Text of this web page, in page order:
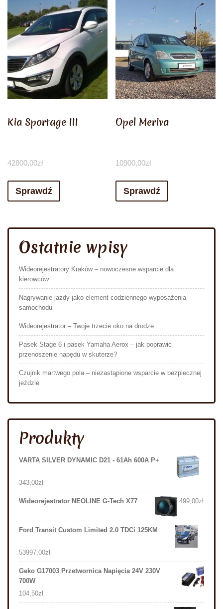
Kia Sportage III
42800,00zł
Sprawdź
Opel Meriva
10900,00zł
Sprawdź
Ostatnie wpisy
Wideorejestratory Kraków – nowoczesne wsparcie dla
kierowców
Nagrywanie jazdy jako element codziennego wyposażenia
samochodu
Wideorejestrator – Twoje trzecie oko na drodze
Pasek Stage 6 i pasek Yamaha Aerox – jak poprawić
przenoszenie napędu w skuterze?
Czujnik martwego pola – niezastąpione wsparcie w bezpiecznej
jeździe
Produkty
VARTA SILVER DYNAMIC D21 - 61Ah 600A P+
343,00zł
Wideorejestrator NEOLINE G-Tech X77 499,00zł
Ford Transit Custom Limited 2.0 TDCi 125KM
53997,00zł
Geko G17003 Przetwornica Napięcia 24V 230V
700W
104,50zł